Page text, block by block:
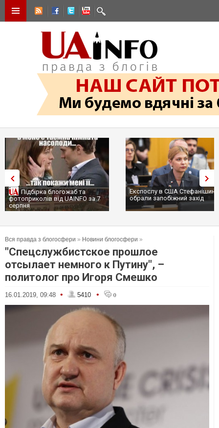
Підбірка блогожаб та
фотоприколів від UAINFO за 7
серпня
Експослу в США
обрали запобіжний захід
Вся правда з блогосфери » Новини блогосфери »
"Спецслужбистское прошлое
отсылает немного к Путину", –
политолог про Игоря Смешко
16.01.2019, 09:48 • 5410 • 0